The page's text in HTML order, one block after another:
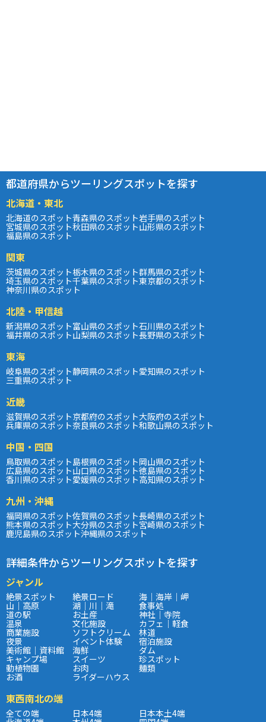
都道府県からツーリングスポットを探す
北海道・東北
北海道のスポット青森県のスポット岩手県のスポット
宮城県のスポット秋田県のスポット山形県のスポット
福島県のスポット
関東
茨城県のスポット栃木県のスポット群馬県のスポット
埼玉県のスポット千葉県のスポット東京都のスポット
神奈川県のスポット
北陸・甲信越
新潟県のスポット富山県のスポット石川県のスポット
福井県のスポット山梨県のスポット長野県のスポット
東海
岐阜県のスポット静岡県のスポット愛知県のスポット
三重県のスポット
近畿
滋賀県のスポット京都府のスポット大阪府のスポット
兵庫県のスポット奈良県のスポット和歌山県のスポット
中国・四国
鳥取県のスポット島根県のスポット岡山県のスポット
広島県のスポット山口県のスポット徳島県のスポット
香川県のスポット愛媛県のスポット高知県のスポット
九州・沖縄
福岡県のスポット佐賀県のスポット長崎県のスポット
熊本県のスポット大分県のスポット宮崎県のスポット
鹿児島県のスポット沖縄県のスポット
詳細条件からツーリングスポットを探す
ジャンル
絶景スポット 絶景ロード 海｜海岸｜岬
山｜高原 湖｜川｜滝 食事処
道の駅 お土産 神社｜寺院
温泉 文化施設 カフェ｜軽食
商業施設 ソフトクリーム 林道
夜景 イベント体験 宿泊施設
美術館｜資料館 海鮮 ダム
キャンプ場 スイーツ 珍スポット
動植物園 お肉 麺類
お酒 ライダーハウス
東西南北の端
全ての端 日本4端 日本本土4端